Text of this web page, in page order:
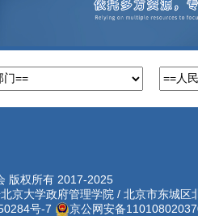
版权所有 2017-2025
京大学政府管理学院 / 北京市东城
号-7 京公网安备